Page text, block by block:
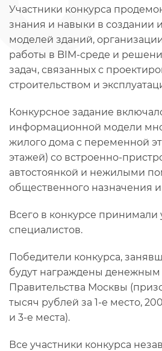
Участники конкурса
знания и навыки в
моделей зданий,
работы в BIM-среде и
задач, связанных с
строительством и
Конкурсное задание
информационной модели
жилого дома с переменной
этажей) со встроенно-
автостоянкой и нежилыми
общественного назначения
Всего в конкурсе принимали
специалистов.
Победители конкурса,
будут награждены денежным
Правительства Москвы
тысяч рублей за 1-е место,
и 3-е места).
Все участники конкурса